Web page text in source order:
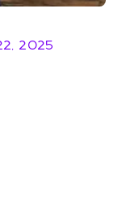
2025